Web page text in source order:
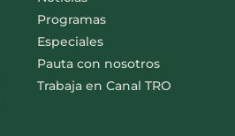
Programas
Especiales
Pauta con nosotros
Trabaja en Canal TRO